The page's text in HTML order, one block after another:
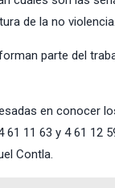
de la no violencia.
parte del
en conocer
11 63 y 4 61 12
Contla.